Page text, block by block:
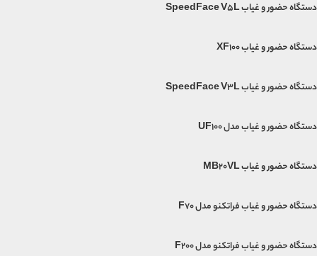
دستگاه حضور و غیاب SpeedFace V5L
دستگاه حضور و غیاب XF100
دستگاه حضور و غیاب SpeedFace V3L
دستگاه حضور و غیاب مدل UF100
دستگاه حضور و غیاب MB20VL
دستگاه حضور و غیاب فراتکنو مدل F70
دستگاه حضور و غیاب فراتکنو مدل F200